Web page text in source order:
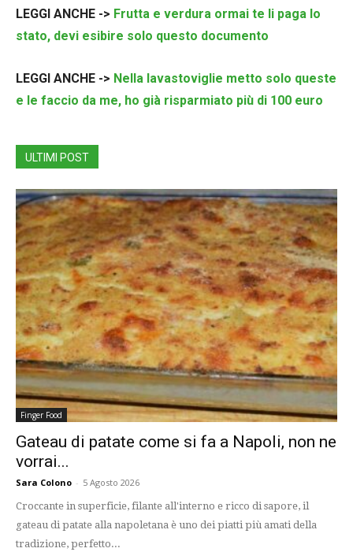
LEGGI ANCHE -> Frutta e verdura ormai te li paga lo
stato, devi esibire solo questo documento
LEGGI ANCHE -> Nella lavastoviglie metto solo queste
e le faccio da me, ho già risparmiato più di 100 euro
ULTIMI POST
Finger Food
Gateau di patate come si fa a Napoli, non ne
vorrai...
Sara Colono - 5 Agosto 2026
Croccante in superficie, filante all'interno e ricco di sapore, il
gateau di patate alla napoletana è uno dei piatti più amati della
tradizione, perfetto...